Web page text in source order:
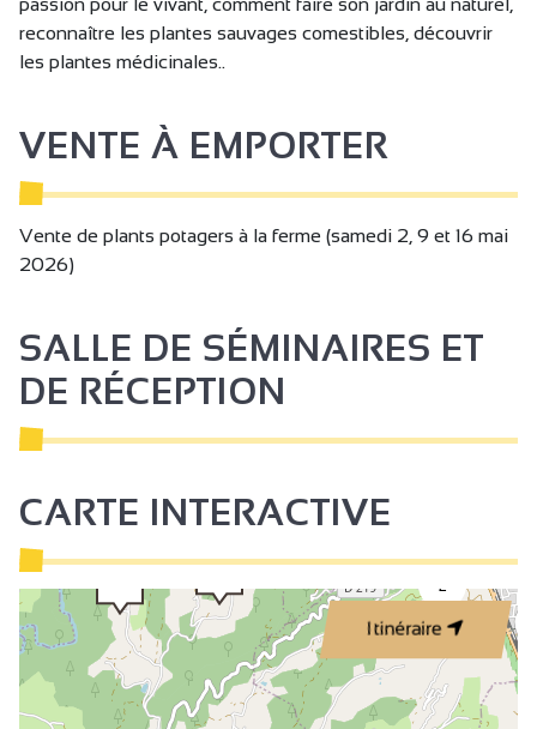
reconnaître les plantes sauvages comestibles, découvrir
les plantes médicinales..
VENTE À EMPORTER
Vente de plants potagers à la ferme (samedi 2, 9 et 16 mai
2026)
SALLE DE SÉMINAIRES ET
DE RÉCEPTION
CARTE INTERACTIVE
Itinéraire
2